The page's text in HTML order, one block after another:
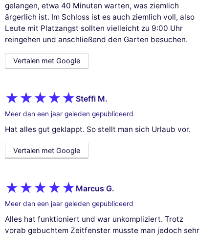
gelangen, etwa 40 Minuten warten, was ziemlich
ärgerlich ist. Im Schloss ist es auch ziemlich voll, also
Leute mit Platzangst sollten vielleicht zu 9:00 Uhr
reingehen und anschließend den Garten besuchen.
Vertalen met Google
Steffi M.
Meer dan een jaar geleden gepubliceerd
Hat alles gut geklappt. So stellt man sich Urlaub vor.
Vertalen met Google
Marcus G.
Meer dan een jaar geleden gepubliceerd
Alles hat funktioniert und war unkompliziert. Trotz
vorab gebuchtem Zeitfenster musste man jedoch sehr